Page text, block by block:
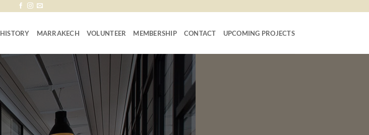
HISTORY MARRAKECH VOLUNTEER MEMBERSHIP CONTACT UPCOMING PROJECTS